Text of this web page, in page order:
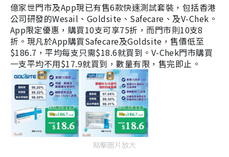
億家世門市及App現已有售6款快速測試套裝，包括香港
公司研發的Wesail、Goldsite、Safecare、及V-Chek。
App限定優惠，購買10支可享75折，而門市則10支8
折。現凡於App購買Safecare及Goldsite，售價低至
$186.7，平均每支只需$18.6就買到。V-Chek門市購買
一支平均不用$17.9就買到，數量有限，售完即止。
點擊圖片放大